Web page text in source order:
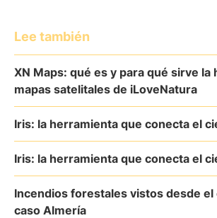
Lee también
XN Maps: qué es y para qué sirve la
mapas satelitales de iLoveNatura
Iris: la herramienta que conecta el
Iris: la herramienta que conecta el
Incendios forestales vistos desde el
caso Almería